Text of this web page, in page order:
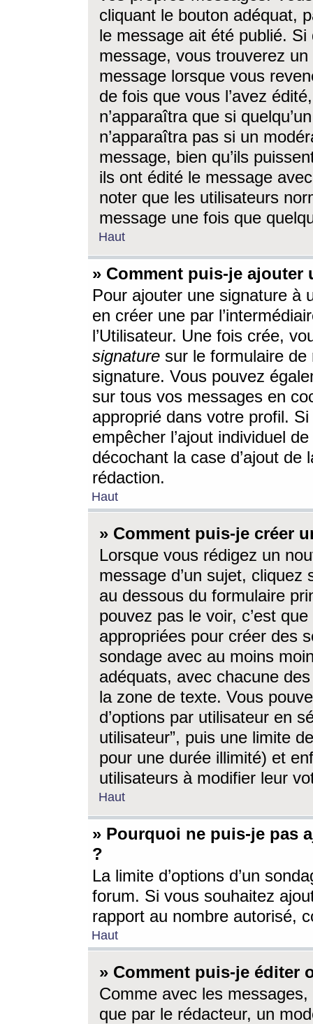
cliquant le bouton adéquat,
le message ait été publié. Si
message, vous trouverez
message lorsque vous
de fois que vous l’avez
n’apparaîtra que si
n’apparaîtra pas si un
message, bien qu’ils
ils ont édité le message
noter que les utilisateurs
message une fois que
Haut
» Comment puis-je ajouter
Pour ajouter une signature à
en créer une par
l’Utilisateur. Une fois crée,
signature sur le formulaire de
signature. Vous pouvez
sur tous vos messages en
approprié dans votre profil.
empêcher l’ajout individuel
décochant la case d’ajout
rédaction.
Haut
» Comment puis-je créer
Lorsque vous rédigez un
message d’un sujet, cliquez
au dessous du formulaire
pouvez pas le voir, c’est
appropriées pour créer des
sondage avec au moins
adéquats, avec chacune
la zone de texte. Vous
d’options par utilisateur en
utilisateur”, puis une limite
pour une durée illimité) et
utilisateurs à modifier leur
Haut
» Pourquoi ne puis-je pas
?
La limite d’options d’un
forum. Si vous souhaitez
rapport au nombre autorisé,
Haut
» Comment puis-je éditer
Comme avec les
que par le rédacteur, un